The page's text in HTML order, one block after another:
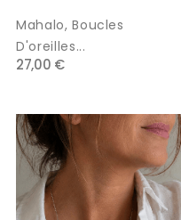
Mahalo, Boucles
D'oreilles...
27,00 €